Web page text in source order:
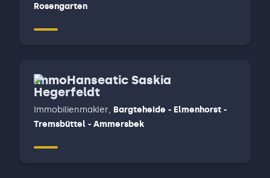
Rosengarten
ImmoHanseatic Saskia
Hegerfeldt
Immobilienmakler, Bargteheide - Elmenhorst -
Tremsbüttel - Ammersbek